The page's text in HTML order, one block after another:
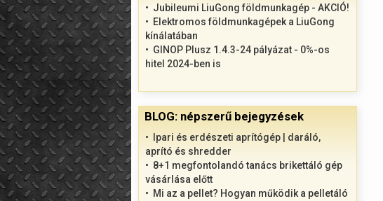
Jubileumi LiuGong földmunkagép - AKCIÓ!
Elektromos földmunkagépek a LiuGong
kínálatában
GINOP Plusz 1.4.3-24 pályázat - 0%-os
hitel 2024-ben is
BLOG: népszerű bejegyzések
Ipari és erdészeti aprítógép | daráló,
aprító és shredder
8+1 megfontolandó tanács brikettáló gép
vásárlása előtt
Mi az a pellet? Hogyan működik a pelletáló